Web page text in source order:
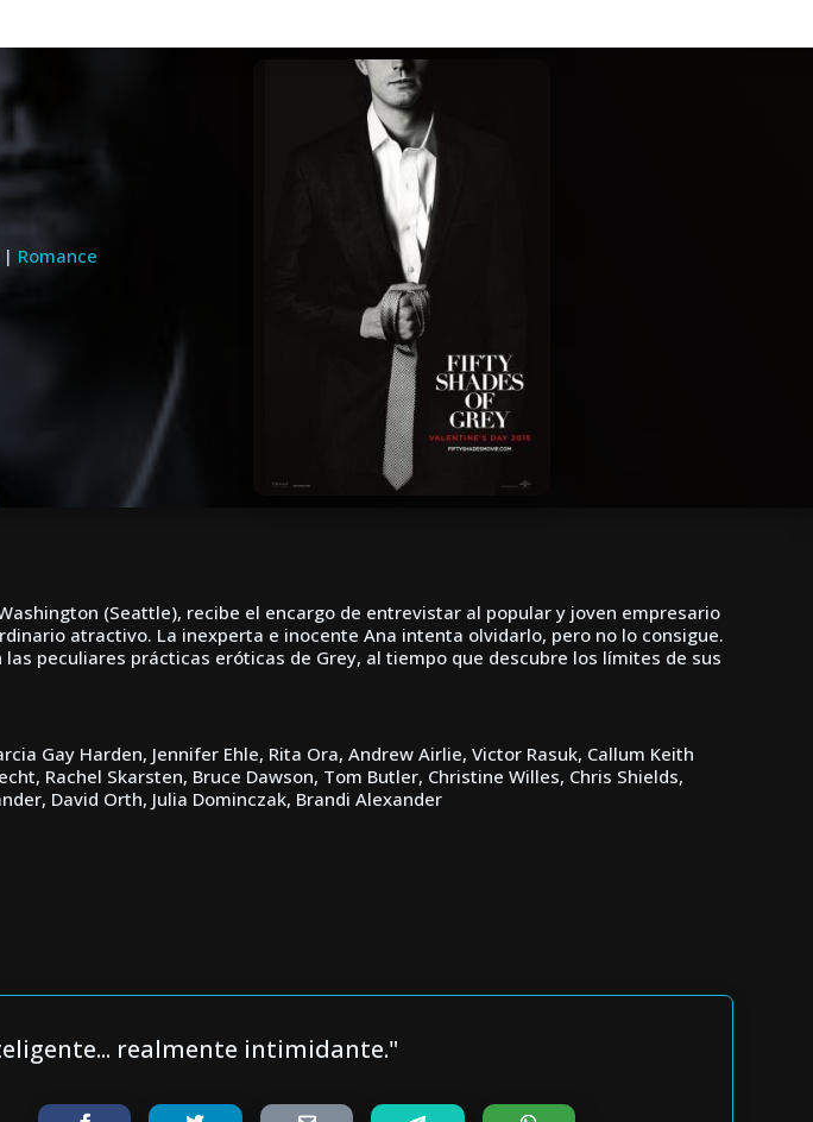
| Romance
(Seattle), recibe el encargo de entrevistar al popular y joven empresario
atractivo. La inexperta e inocente Ana intenta olvidarlo, pero no lo consigue.
peculiares prácticas eróticas de Grey, al tiempo que descubre los límites de sus
Gay Harden, Jennifer Ehle, Rita Ora, Andrew Airlie, Victor Rasuk, Callum Keith
Rachel Skarsten, Bruce Dawson, Tom Butler, Christine Willes, Chris Shields,
David Orth, Julia Dominczak, Brandi Alexander
realmente intimidante."